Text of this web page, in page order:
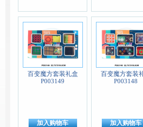
百变魔方套装礼盒
P003149
加入购物车
百变魔方套装
P003148
加入购物车